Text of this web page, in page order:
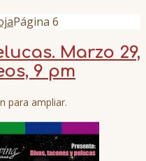
Página 6
Marzo 29,
9 pm
para ampliar.